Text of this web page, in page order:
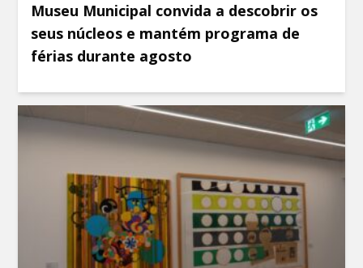
Museu Municipal convida a descobrir os
seus núcleos e mantém programa de
férias durante agosto